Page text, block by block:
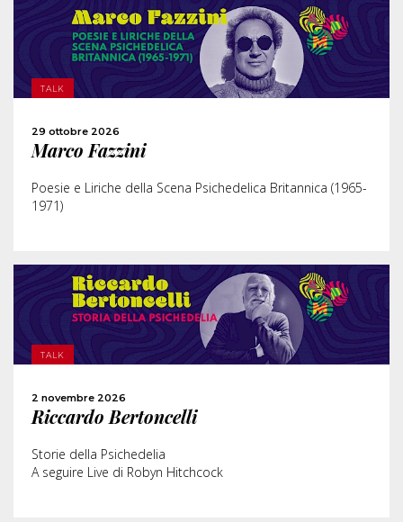
TALK
29 ottobre 2026
Marco Fazzini
Poesie e Liriche della Scena Psichedelica Britannica (1965-
1971)
SCOPRI DI PIÙ
ACQUISTA
TALK
2 novembre 2026
Riccardo Bertoncelli
Storie della Psichedelia
A seguire Live di Robyn Hitchcock
SCOPRI DI PIÙ
ACQUISTA
CONDIVIDI